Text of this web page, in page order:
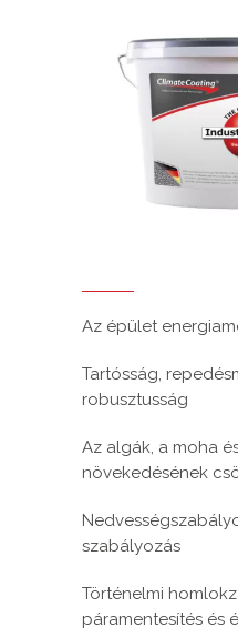
Az épület
Tartósság,
robusztusság
Az algák, a moha
növekedésének
szabályozás
Történelmi
páramentesítés és